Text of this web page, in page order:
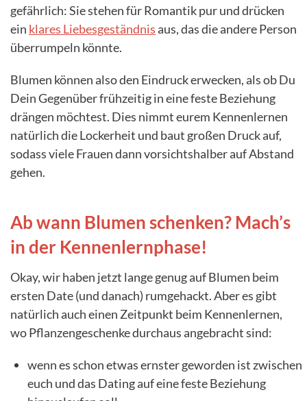
gefährlich: Sie stehen für Romantik pur und drücken
ein klares Liebesgeständnisaus, das die andere Person
überrumpeln könnte.
Blumen können also den Eindruck erwecken, als ob Du
Dein Gegenüber frühzeitig in eine feste Beziehung
drängen möchtest. Dies nimmt eurem Kennenlernen
natürlich die Lockerheit und baut großen Druck auf,
sodass viele Frauen dann vorsichtshalber auf Abstand
gehen.
Ab wann Blumen schenken? Mach’s
in der Kennenlernphase!
Okay, wir haben jetzt lange genug auf Blumen beim
ersten Date (und danach) rumgehackt. Aber es gibt
natürlich auch einen Zeitpunkt beim Kennenlernen,
wo Pflanzengeschenke durchaus angebracht sind:
wenn es schon etwas ernster geworden ist zwischen
euch und das Dating auf eine feste Beziehung